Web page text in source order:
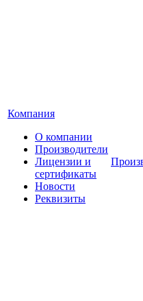
Компания
О компании
Производители
Лицензии и
сертификаты
Новости
Реквизиты